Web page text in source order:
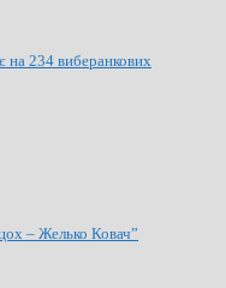
на 234 виберанкових
– Желько Ковач”